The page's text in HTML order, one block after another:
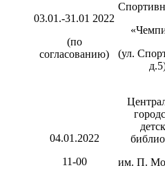
03.01.-31.01 2022
(по
согласованию)
(ул.
04.01.2022
11-00
им. П.